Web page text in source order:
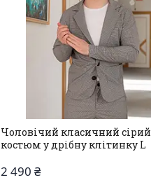
Чоловічий класичний сірий
костюм у дрібну клітинку L
2 490 ₴